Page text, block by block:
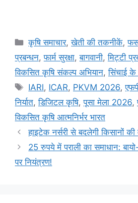
कृषि समाचार,खेती की तकनीकें,
प्रबन्धन,फार्म सुरक्षा,बागवानी,मि‌ट्टी
विकसित कृषि संकल्प अभियान,सिंचाई
IARI, ICAR, PKVM 2026,
निर्यात,डिजिटल कृषि,पूसा मेला 2026,
विकसित कृषि आत्मनिर्भर भारत
हाइटेक नर्सरी से बदलेगी किसानों की
25 रुपये में पराली का समाधान:
पर नियंत्रण!